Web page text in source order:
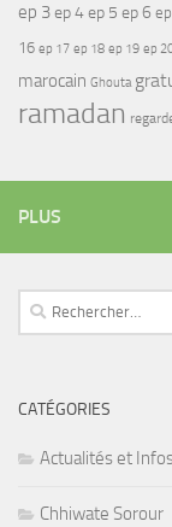
ep 3ep 4ep 5 ep 6
16 ep 17 ep 18 ep 19 ep
marocain Ghouta
ramadan
PLUS
Rechercher :
CATÉGORIES
Actualités et
Chhiwate Sorour